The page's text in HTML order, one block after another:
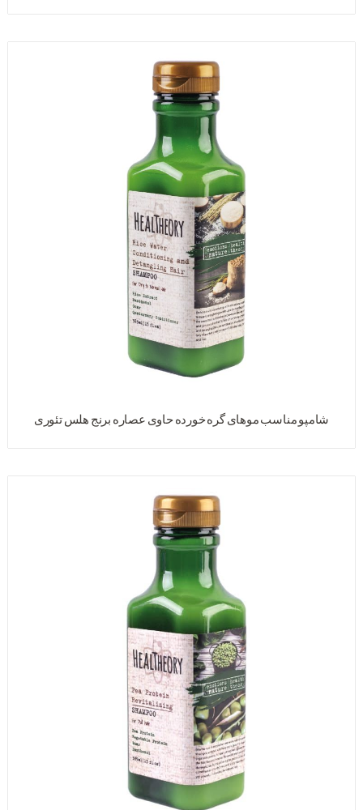
شامپو مناسب موهای گره خورده حاوی عصاره برنج هلس تئوری